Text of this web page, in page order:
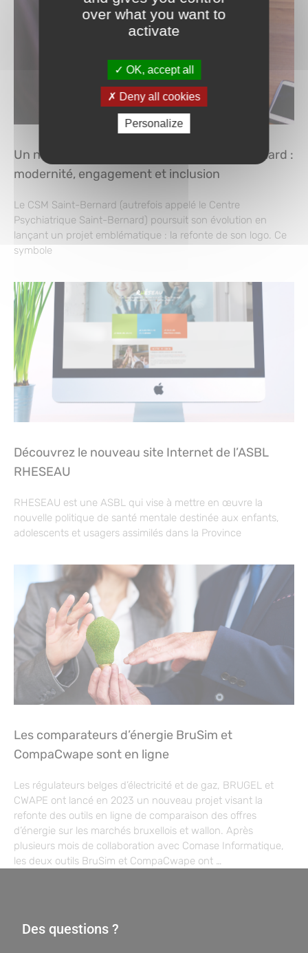
Un nouveau logo pour le Campus Saint-Bernard :
modernité, engagement et inclusion
Le CSM Saint-Bernard (autrefois appelé le Centre
Psychiatrique Saint-Bernard) poursuit son évolution en
lançant un projet emblématique : la refonte de son logo. Ce
symbole
Découvrez le nouveau site Internet de l’ASBL
RHESEAU
RHESEAU est une ASBL qui vise à mettre en œuvre la
nouvelle politique de santé mentale destinée aux enfants,
adolescents et usagers assimilés dans la Province
Les comparateurs d’énergie BruSim et
CompaCwape sont en ligne
Les régulateurs belges d’électricité et de gaz, BRUGEL et
CWAPE ont lancé en 2023 un nouveau projet visant la
refonte des outils en ligne de comparaison des offres
d’énergie sur les marchés bruxellois et wallon. Après
plusieurs mois de collaboration avec Comase Informatique,
les deux outils BruSim et CompaCwape ont …
Des questions ?
over what you want to
activate
OK, accept all
Deny all cookies
Personalize